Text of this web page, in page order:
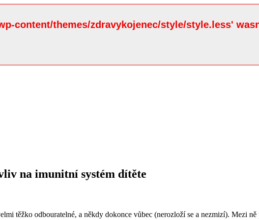
content/themes/zdravykojenec/style/style.less'
na imunitní systém dítěte
těžko odbouratelné, a někdy dokonce vůbec (nerozloží se a nezmizí). Mezi